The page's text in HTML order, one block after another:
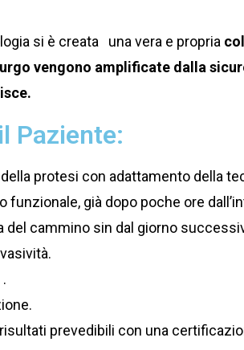
si è creata una vera e propria
vengono amplificate dalla
Paziente:
protesi con adattamento della
funzionale, già dopo poche ore
del cammino sin dal giorno
prevedibili con una